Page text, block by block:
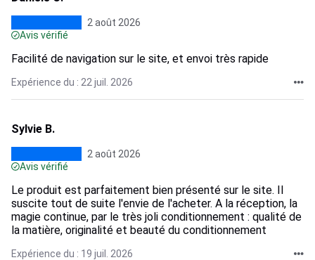
2 août 2026
Avis vérifié
Facilité de navigation sur le site, et envoi très rapide
Expérience du : 22 juil. 2026
Sylvie B.
2 août 2026
Avis vérifié
Le produit est parfaitement bien présenté sur le site. Il
suscite tout de suite l'envie de l'acheter. A la réception, la
magie continue, par le très joli conditionnement : qualité de
la matière, originalité et beauté du conditionnement
Expérience du : 19 juil. 2026